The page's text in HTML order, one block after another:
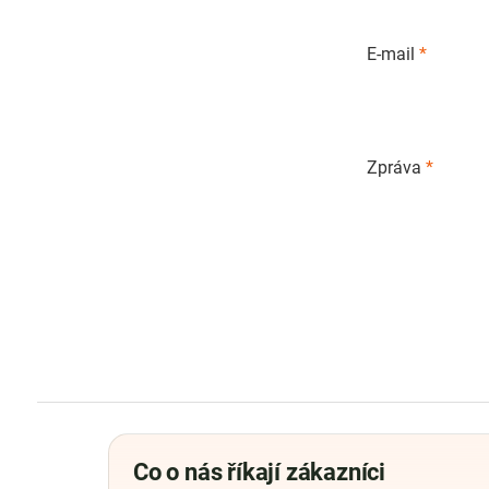
E-mail*
Zpráva*
Co o nás říkají zákazníci